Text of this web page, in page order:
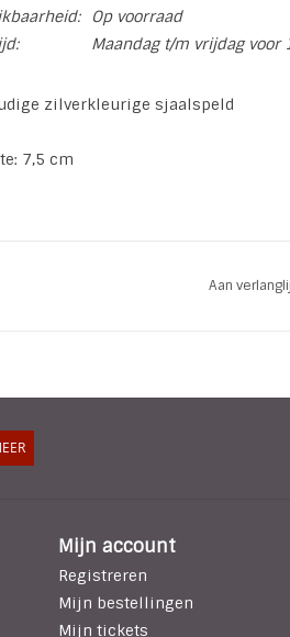
Op voorraad
Maandag t/m vrijdag voor
zilverkleurige sjaalspeld
7,5 cm
Aan
Mijn account
Registreren
Mijn bestellingen
Mijn tickets